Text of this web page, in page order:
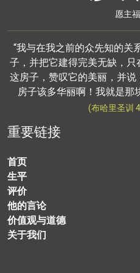
愿主
“我与在我之前的众先知的关
子，并把它建得完美无缺，
这房子，赞叹它的美丽，并
房子该多华丽啊！我就是那
(布哈里圣训
重要链接
首页
生平
评价
他的言论
价值观与道德
关于我们